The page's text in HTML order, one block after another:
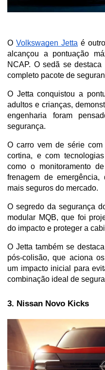
O Volkswagen Jetta é
alcançou a pontuação
NCAP. O sedã se
completo pacote de
O Jetta conquistou a
adultos e crianças,
engenharia foram
segurança.
O carro vem de série
cortina, e com
como o monitoramento
frenagem de
mais seguros do mercado.
O segredo da segurança
modular MQB, que foi
do impacto e proteger a
O Jetta também se
pós-colisão, que aciona
um impacto inicial para
combinação ideal de
3. Nissan Novo Kicks